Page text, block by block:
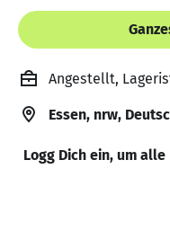
Angestellt,
Essen, nrw,
Logg Dich ein, um